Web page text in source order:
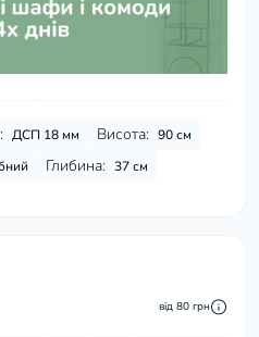
ДСП 18 мм Висота: 90 см
Глибина: 37 см
від 80 грн